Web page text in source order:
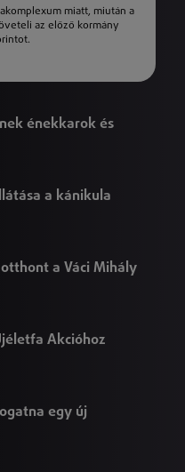
miatt, miután a
az előző kormány
énekkarok és
a kánikula
a Váci Mihály
Akcióhoz
egy új